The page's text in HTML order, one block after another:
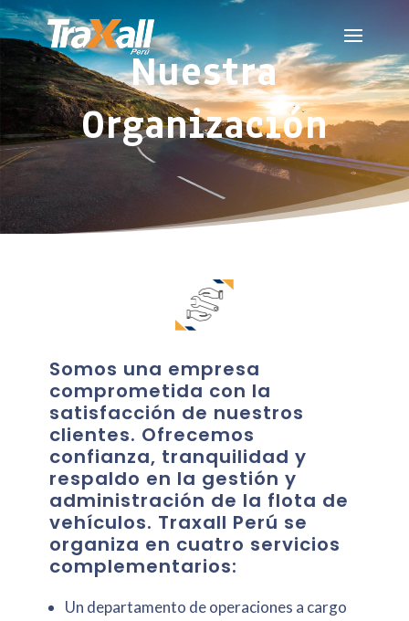
Nuestra
Organización
Somos una empresa
comprometida con la
satisfacción de nuestros
clientes. Ofrecemos
confianza, tranquilidad y
respaldo en la gestión y
administración de la flota de
vehículos. Traxall Perú se
organiza en cuatro servicios
complementarios:
Un departamento de operaciones a cargo